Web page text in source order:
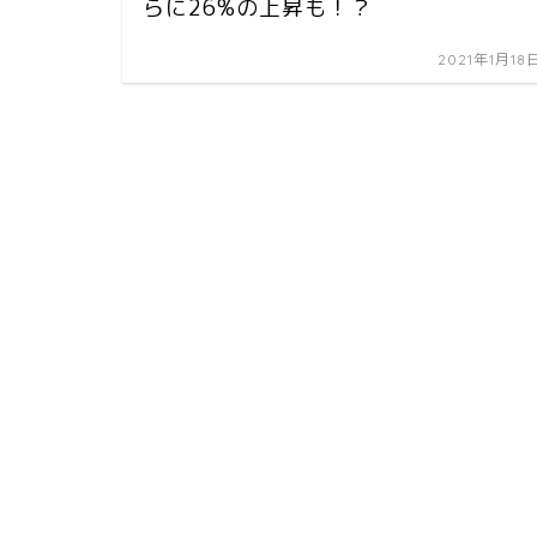
らに26%の上昇も！？
2021年1月18日